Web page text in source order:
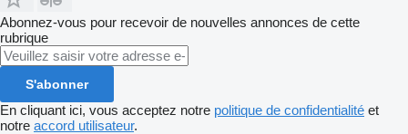
Abonnez-vous pour recevoir de nouvelles annonces de cette
rubrique
S'abonner
En cliquant ici, vous acceptez notre politique de confidentialité et
notre accord utilisateur.